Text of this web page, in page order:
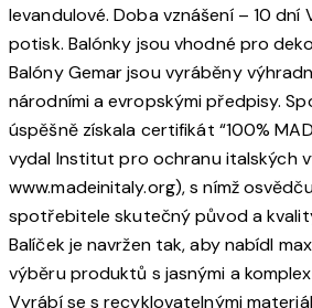
levandulové. Doba vznášení – 10 dní
potisk. Balónky jsou vhodné pro
Balóny Gemar jsou vyráběny
národními a evropskými předpisy.
úspěšně získala certifikát “100%
vydal Institut pro ochranu italských
www.madeinitaly.org), s nímž
spotřebitele skutečný původ a
Balíček je navržen tak, aby nabídl
výběru produktů s jasnými a
Vyrábí se s recyklovatelnými